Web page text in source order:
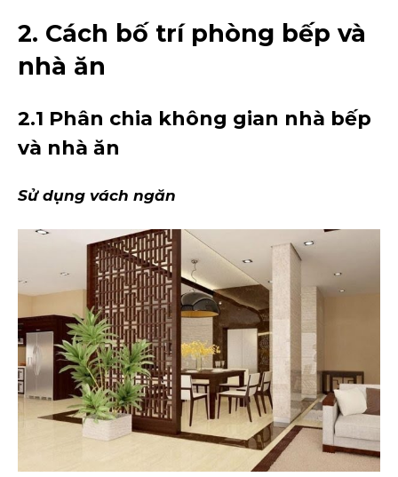
2. Cách bố trí phòng bếp và
nhà ăn
2.1 Phân chia không gian nhà bếp
và nhà ăn
Sử dụng vách ngăn